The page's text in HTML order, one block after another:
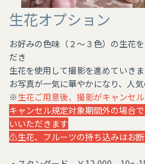
生花オプション
お好みの色味（２〜３色）の生花
だき
生花を使用して撮影を進めていき
お写真が一気に華やかになり、人
※生花ご用意後、撮影がキャンセ
キャンセル規定対象期間外の場合
いいただきます
​​​​​​​⚠️生花、フルーツの持ち込みはお